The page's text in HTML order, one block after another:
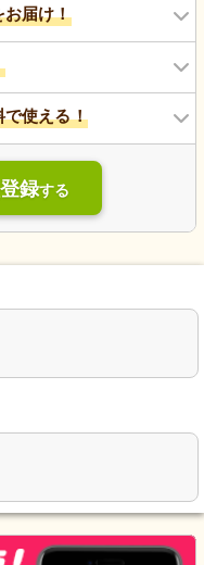
お届け！
で使える！
録する